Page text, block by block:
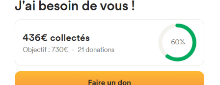
47329 Villabáñez, Province de
Calle Magdalena 25
Fronton place libre